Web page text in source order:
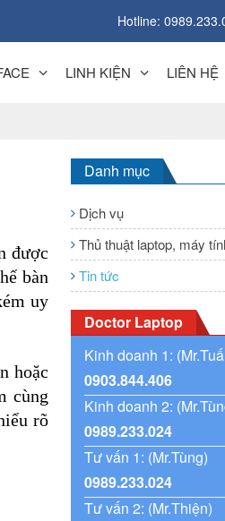
Hotline:
LINH KIỆN LIÊN HỆ
được
bàn
uy
hoặc
cùng
rõ
Danh mục
Dịch vụ
Thủ thuật laptop, máy
Tin tức
Doctor Laptop
Kinh doanh 1:
0903.844.406
Kinh doanh 2:
0989.233.024
Tư vấn 1: (Mr.Tùng)
0989.233.024
Tư vấn 2: (Mr.Thiện)